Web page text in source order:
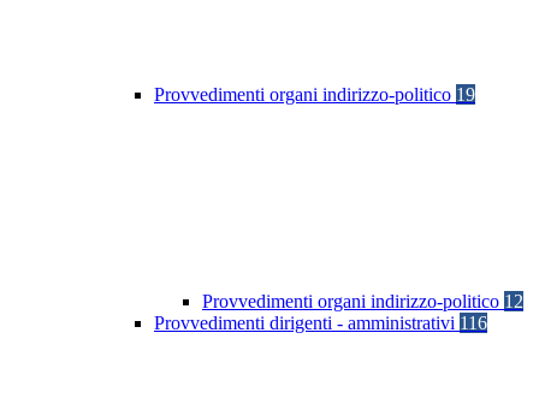
Provvedimenti organi indirizzo-politico 19
Provvedimenti organi indirizzo-politico 12
Provvedimenti dirigenti - amministrativi 116